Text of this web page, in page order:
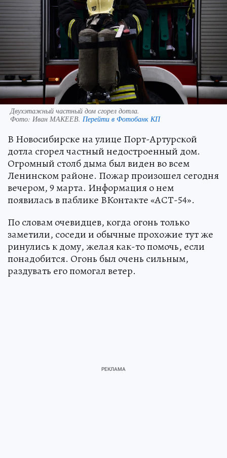
Двухэтажный частный дом сгорел дотла.
Фото: Иван МАКЕЕВ. Перейти в Фотобанк КП
В Новосибирске на улице Порт-Артурской
дотла сгорел частный недостроенный дом.
Огромный столб дыма был виден во всем
Ленинском районе. Пожар произошел сегодня
вечером, 9 марта. Информация о нем
появилась в паблике ВКонтакте «АСТ-54».
По словам очевидцев, когда огонь только
заметили, соседи и обычные прохожие тут же
ринулись к дому, желая как-то помочь, если
понадобится. Огонь был очень сильным,
раздувать его помогал ветер.